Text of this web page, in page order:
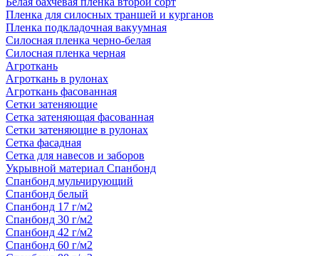
Пленка для силосных траншей и курганов
Пленка подкладочная вакуумная
Силосная пленка черно-белая
Силосная пленка черная
Агроткань
Агроткань в рулонах
Агроткань фасованная
Сетки затеняющие
Сетка затеняющая фасованная
Сетки затеняющие в рулонах
Сетка фасадная
Сетка для навесов и заборов
Укрывной материал Спанбонд
Спанбонд мульчирующий
Спанбонд белый
Спанбонд 17 г/м2
Спанбонд 30 г/м2
Спанбонд 42 г/м2
Спанбонд 60 г/м2